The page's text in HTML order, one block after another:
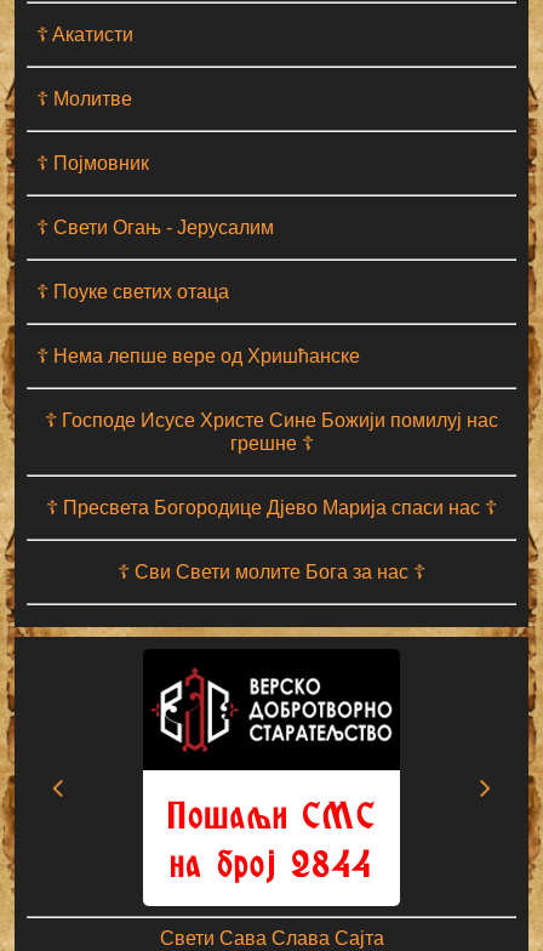
☦ Aкатисти
☦ Молитве
☦ Појмовник
☦ Свети Огањ - Јерусалим
☦ Поуке светих отаца
☦ Нема лепше вере од Хришћанске
☦ Господе Исусе Христе Сине Божији помилуј нас
грешне ☦
☦ Пресвета Богородице Дјево Марија спаси нас ☦
☦ Сви Свети молите Бога за нас ☦
Свети Сава Слава Сајта